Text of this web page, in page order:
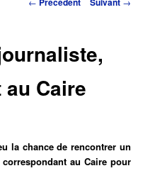
Caire
la chance de rencontrer un
au Caire pour